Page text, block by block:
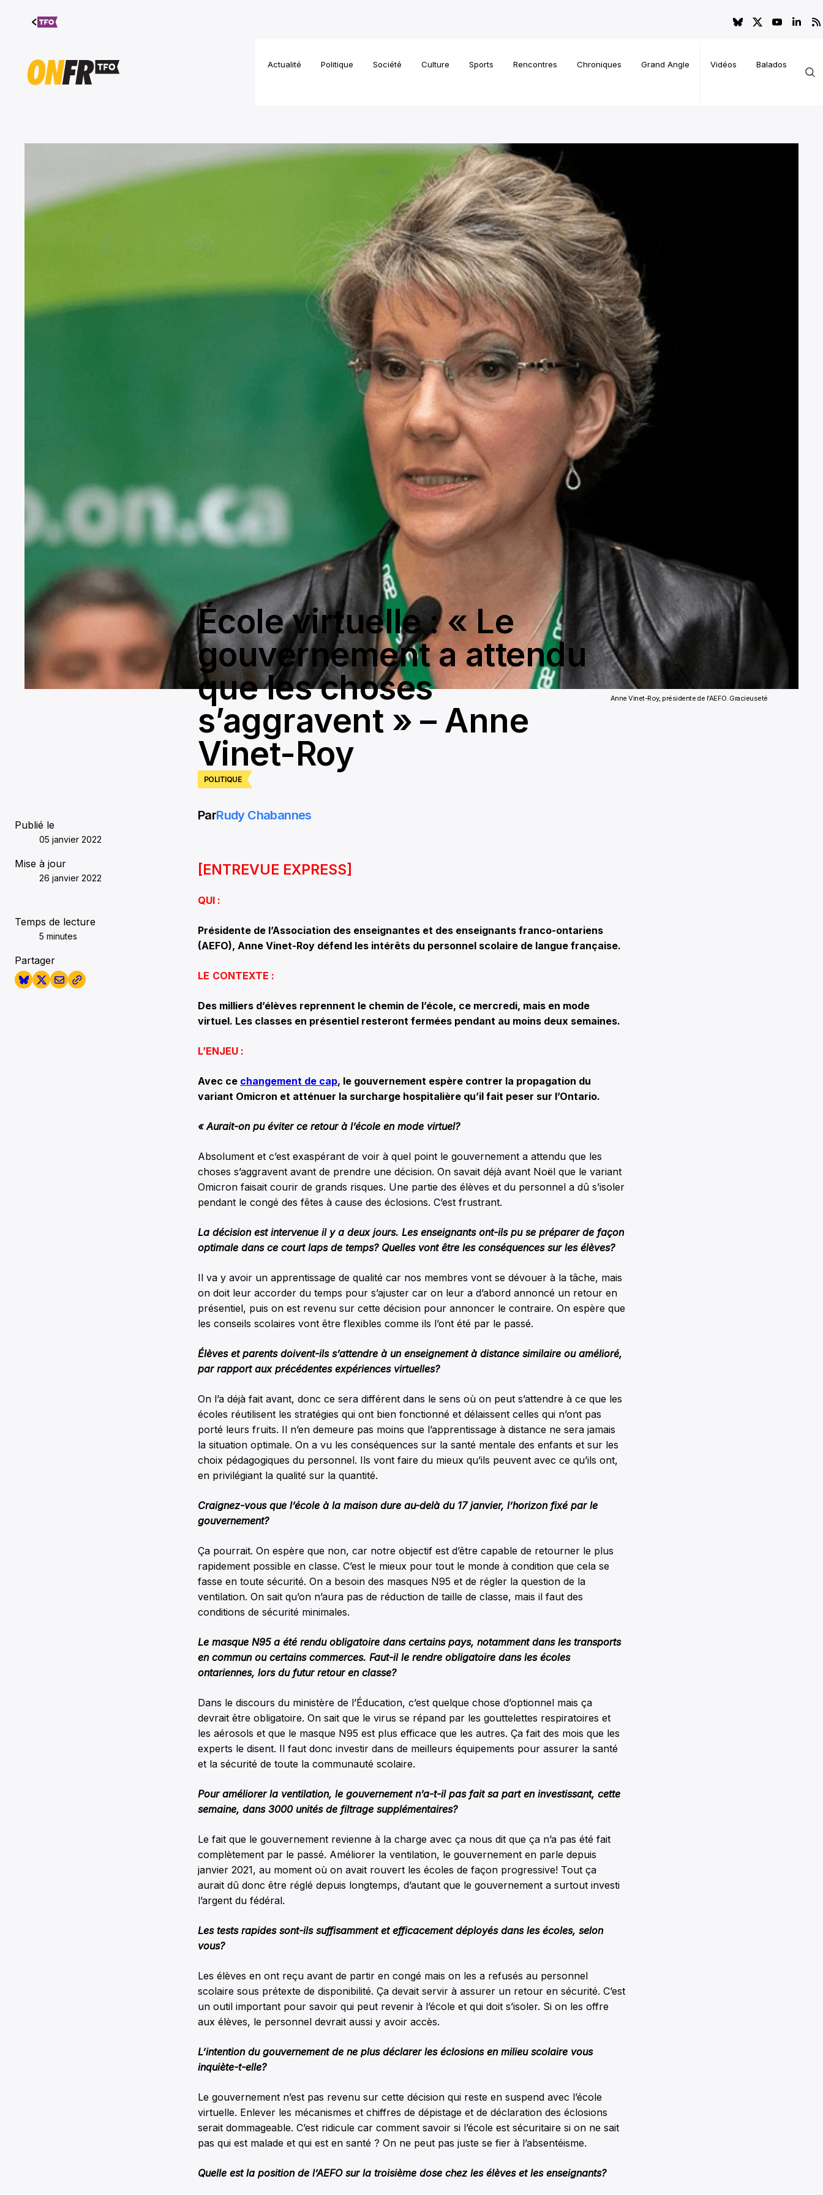
Aller au
contenu
Actualité Politique Société Culture Sports Rencontres Chroniques Grand Angle Vidéos Balados
Anne Vinet-Roy, présidente de l'AEFO. Gracieuseté
POLITIQUE
École virtuelle : « Le
gouvernement a attendu
que les choses
s’aggravent » – Anne
Vinet-Roy
Publié le
05 janvier 2022
Mise à jour
26 janvier 2022
Temps de lecture
5 minutes
Partager
ParRudy Chabannes
[ENTREVUE EXPRESS]
QUI :
Présidente de l’Association des enseignantes et des enseignants franco-ontariens
(AEFO), Anne Vinet-Roy défend les intérêts du personnel scolaire de langue française.
LE CONTEXTE :
Des milliers d’élèves reprennent le chemin de l’école, ce mercredi, mais en mode
virtuel. Les classes en présentiel resteront fermées pendant au moins deux semaines.
L’ENJEU :
Avec ce changement de cap, le gouvernement espère contrer la propagation du
variant Omicron et atténuer la surcharge hospitalière qu’il fait peser sur l’Ontario.
« Aurait-on pu éviter ce retour à l’école en mode virtuel?
Absolument et c’est exaspérant de voir à quel point le gouvernement a attendu que les
choses s’aggravent avant de prendre une décision. On savait déjà avant Noël que le variant
Omicron faisait courir de grands risques. Une partie des élèves et du personnel a dû s’isoler
pendant le congé des fêtes à cause des éclosions. C’est frustrant.
La décision est intervenue il y a deux jours. Les enseignants ont-ils pu se préparer de façon
optimale dans ce court laps de temps? Quelles vont être les conséquences sur les élèves?
Il va y avoir un apprentissage de qualité car nos membres vont se dévouer à la tâche, mais
on doit leur accorder du temps pour s’ajuster car on leur a d’abord annoncé un retour en
présentiel, puis on est revenu sur cette décision pour annoncer le contraire. On espère que
les conseils scolaires vont être flexibles comme ils l’ont été par le passé.
Élèves et parents doivent-ils s’attendre à un enseignement à distance similaire ou amélioré,
par rapport aux précédentes expériences virtuelles?
On l’a déjà fait avant, donc ce sera différent dans le sens où on peut s’attendre à ce que les
écoles réutilisent les stratégies qui ont bien fonctionné et délaissent celles qui n’ont pas
porté leurs fruits. Il n’en demeure pas moins que l’apprentissage à distance ne sera jamais
la situation optimale. On a vu les conséquences sur la santé mentale des enfants et sur les
choix pédagogiques du personnel. Ils vont faire du mieux qu’ils peuvent avec ce qu’ils ont,
en privilégiant la qualité sur la quantité.
Craignez-vous que l’école à la maison dure au-delà du 17 janvier, l’horizon fixé par le
gouvernement?
Ça pourrait. On espère que non, car notre objectif est d’être capable de retourner le plus
rapidement possible en classe. C’est le mieux pour tout le monde à condition que cela se
fasse en toute sécurité. On a besoin des masques N95 et de régler la question de la
ventilation. On sait qu’on n’aura pas de réduction de taille de classe, mais il faut des
conditions de sécurité minimales.
Le masque N95 a été rendu obligatoire dans certains pays, notamment dans les transports
en commun ou certains commerces. Faut-il le rendre obligatoire dans les écoles
ontariennes, lors du futur retour en classe?
Dans le discours du ministère de l’Éducation, c’est quelque chose d’optionnel mais ça
devrait être obligatoire. On sait que le virus se répand par les gouttelettes respiratoires et
les aérosols et que le masque N95 est plus efficace que les autres. Ça fait des mois que les
experts le disent. Il faut donc investir dans de meilleurs équipements pour assurer la santé
et la sécurité de toute la communauté scolaire.
Pour améliorer la ventilation, le gouvernement n’a-t-il pas fait sa part en investissant, cette
semaine, dans 3000 unités de filtrage supplémentaires?
Le fait que le gouvernement revienne à la charge avec ça nous dit que ça n’a pas été fait
complètement par le passé. Améliorer la ventilation, le gouvernement en parle depuis
janvier 2021, au moment où on avait rouvert les écoles de façon progressive! Tout ça
aurait dû donc être réglé depuis longtemps, d’autant que le gouvernement a surtout investi
l’argent du fédéral.
Les tests rapides sont-ils suffisamment et efficacement déployés dans les écoles, selon
vous?
Les élèves en ont reçu avant de partir en congé mais on les a refusés au personnel
scolaire sous prétexte de disponibilité. Ça devait servir à assurer un retour en sécurité. C’est
un outil important pour savoir qui peut revenir à l’école et qui doit s’isoler. Si on les offre
aux élèves, le personnel devrait aussi y avoir accès.
L’intention du gouvernement de ne plus déclarer les éclosions en milieu scolaire vous
inquiète-t-elle?
Le gouvernement n’est pas revenu sur cette décision qui reste en suspend avec l’école
virtuelle. Enlever les mécanismes et chiffres de dépistage et de déclaration des éclosions
serait dommageable. C’est ridicule car comment savoir si l’école est sécuritaire si on ne sait
pas qui est malade et qui est en santé ? On ne peut pas juste se fier à l’absentéisme.
Quelle est la position de l’AEFO sur la troisième dose chez les élèves et les enseignants?